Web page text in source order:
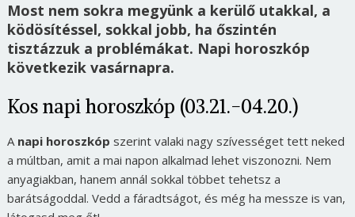
Most nem sokra megyünk a kerülő utakkal, a
ködösítéssel, sokkal jobb, ha őszintén
tisztázzuk a problémákat. Napi horoszkóp
következik vasárnapra.
Kos napi horoszkóp (03.21.-04.20.)
A napi horoszkóp szerint valaki nagy szívességet tett neked
a múltban, amit a mai napon alkalmad lehet viszonozni. Nem
anyagiakban, hanem annál sokkal többet tehetsz a
barátságoddal. Vedd a fáradtságot, és még ha messze is van,